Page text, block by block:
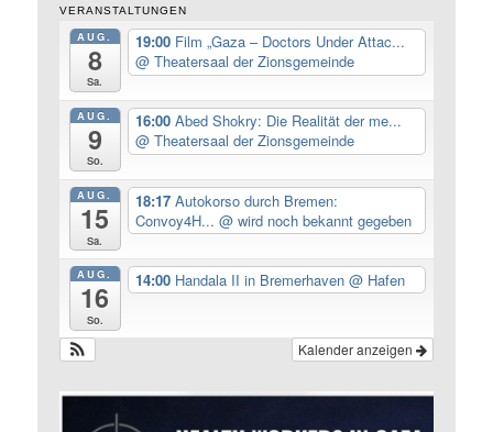
VERANSTALTUNGEN
AUG.
8
Sa.
19:00 Film „Gaza – Doctors Under Attac...
@ Theatersaal der Zionsgemeinde
AUG.
9
So.
16:00 Abed Shokry: Die Realität der me...
@ Theatersaal der Zionsgemeinde
AUG.
15
Sa.
18:17 Autokorso durch Bremen:
Convoy4H... @ wird noch bekannt gegeben
AUG.
16
So.
14:00 Handala II in Bremerhaven @ Hafen
Kalender anzeigen